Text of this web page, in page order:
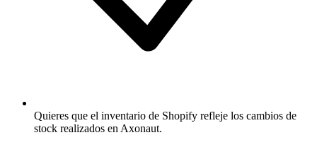
Quieres que el inventario de Shopify refleje los cambios de
stock realizados en Axonaut.